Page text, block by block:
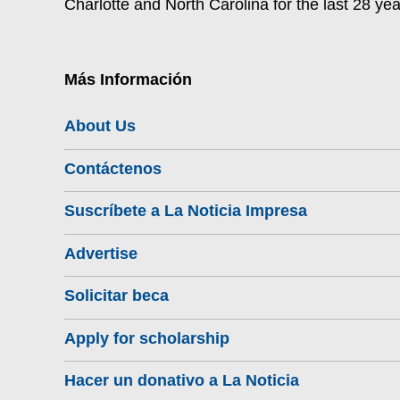
Charlotte and North Carolina for the last 28
Más Información
About Us
Contáctenos
Suscríbete a La Noticia Impresa
Advertise
Solicitar beca
Apply for scholarship
Hacer un donativo a La Noticia